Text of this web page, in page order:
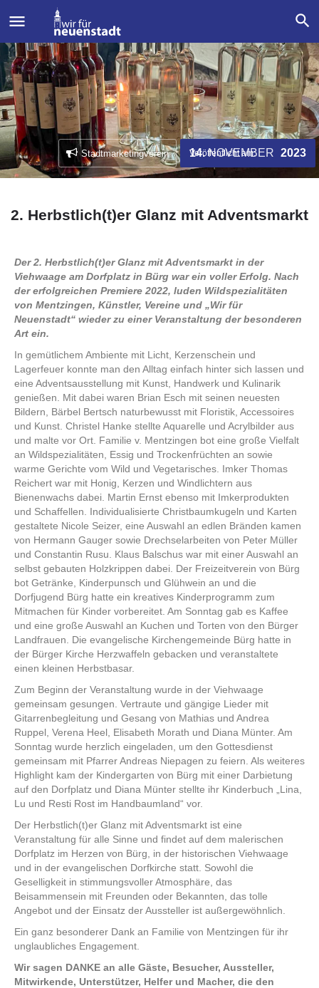
Stadtmarketingverein Veröffentlicht am:
14.NOVEMBER 2023
2. Herbstlich(t)er Glanz mit Adventsmarkt
Der 2. Herbstlich(t)er Glanz mit Adventsmarkt in der
Viehwaage am Dorfplatz in Bürg war ein voller Erfolg. Nach
der erfolgreichen Premiere 2022, luden Wildspezialitäten
von Mentzingen, Künstler, Vereine und „Wir für
Neuenstadt“ wieder zu einer Veranstaltung der besonderen
Art ein.
In gemütlichem Ambiente mit Licht, Kerzenschein und
Lagerfeuer konnte man den Alltag einfach hinter sich lassen und
eine Adventsausstellung mit Kunst, Handwerk und Kulinarik
genießen. Mit dabei waren Brian Esch mit seinen neuesten
Bildern, Bärbel Bertsch naturbewusst mit Floristik, Accessoires
und Kunst. Christel Hanke stellte Aquarelle und Acrylbilder aus
und malte vor Ort. Familie v. Mentzingen bot eine große Vielfalt
an Wildspezialitäten, Essig und Trockenfrüchten an sowie
warme Gerichte vom Wild und Vegetarisches. Imker Thomas
Reichert war mit Honig, Kerzen und Windlichtern aus
Bienenwachs dabei. Martin Ernst ebenso mit Imkerprodukten
und Schaffellen. Individualisierte Christbaumkugeln und Karten
gestaltete Nicole Seizer, eine Auswahl an edlen Bränden kamen
von Hermann Gauger sowie Drechselarbeiten von Peter Müller
und Constantin Rusu. Klaus Balschus war mit einer Auswahl an
selbst gebauten Holzkrippen dabei. Der Freizeitverein von Bürg
bot Getränke, Kinderpunsch und Glühwein an und die
Dorfjugend Bürg hatte ein kreatives Kinderprogramm zum
Mitmachen für Kinder vorbereitet. Am Sonntag gab es Kaffee
und eine große Auswahl an Kuchen und Torten von den Bürger
Landfrauen. Die evangelische Kirchengemeinde Bürg hatte in
der Bürger Kirche Herzwaffeln gebacken und veranstaltete
einen kleinen Herbstbasar.
Zum Beginn der Veranstaltung wurde in der Viehwaage
gemeinsam gesungen. Vertraute und gängige Lieder mit
Gitarrenbegleitung und Gesang von Mathias und Andrea
Ruppel, Verena Heel, Elisabeth Morath und Diana Münter. Am
Sonntag wurde herzlich eingeladen, um den Gottesdienst
gemeinsam mit Pfarrer Andreas Niepagen zu feiern. Als weiteres
Highlight kam der Kindergarten von Bürg mit einer Darbietung
auf den Dorfplatz und Diana Münter stellte ihr Kinderbuch „Lina,
Lu und Resti Rost im Handbaumland“ vor.
Der Herbstlich(t)er Glanz mit Adventsmarkt ist eine
Veranstaltung für alle Sinne und findet auf dem malerischen
Dorfplatz im Herzen von Bürg, in der historischen Viehwaage
und in der evangelischen Dorfkirche statt. Sowohl die
Geselligkeit in stimmungsvoller Atmosphäre, das
Beisammensein mit Freunden oder Bekannten, das tolle
Angebot und der Einsatz der Aussteller ist außergewöhnlich.
Ein ganz besonderer Dank an Familie von Mentzingen für ihr
unglaubliches Engagement.
Wir sagen DANKE an alle Gäste, Besucher, Aussteller,
Mitwirkende, Unterstützer, Helfer und Macher, die den